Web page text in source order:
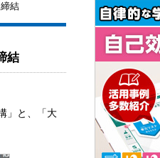
結
結
」と、「大